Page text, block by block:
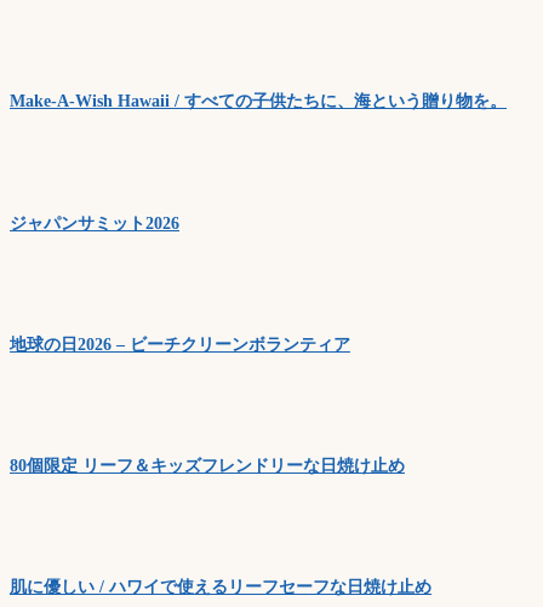
Make-A-Wish Hawaii / すべての子供たちに、海という贈り物を。
ジャパンサミット2026
地球の日2026 – ビーチクリーンボランティア
80個限定 リーフ＆キッズフレンドリーな日焼け止め
肌に優しい / ハワイで使えるリーフセーフな日焼け止め